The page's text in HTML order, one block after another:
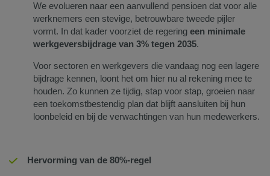
We evolueren naar een aanvullend pensioen dat voor alle
werknemers een stevige, betrouwbare tweede pijler
vormt. In dat kader voorziet de regering een minimale
werkgeversbijdrage van 3% tegen 2035.
Voor sectoren en werkgevers die vandaag nog een lagere
bijdrage kennen, loont het om hier nu al rekening mee te
houden. Zo kunnen ze tijdig, stap voor stap, groeien naar
een toekomstbestendig plan dat blijft aansluiten bij hun
loonbeleid en bij de verwachtingen van hun medewerkers.
Hervorming van de 80%-regel